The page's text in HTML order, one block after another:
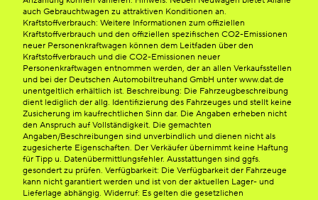
auch Gebrauchtwagen zu attraktiven Konditionen an.
Kraftstoffverbrauch: Weitere Informationen zum offiziellen
Kraftstoffverbrauch und den offiziellen spezifischen CO2-Emissionen
neuer Personenkraftwagen können dem Leitfaden über den
Kraftstoffverbrauch und die CO2-Emissionen neuer
Personenkraftwagen entnommen werden, der an allen Verkaufsstellen
und bei der Deutschen Automobiltreuhand GmbH unter www.dat.de
unentgeltlich erhältlich ist. Beschreibung: Die Fahrzeugbeschreibung
dient lediglich der allg. Identifizierung des Fahrzeuges und stellt keine
Zusicherung im kaufrechtlichen Sinn dar. Die Angaben erheben nicht
den Anspruch auf Vollständigkeit. Die gemachten
Angaben/Beschreibungen sind unverbindlich und dienen nicht als
zugesicherte Eigenschaften. Der Verkäufer übernimmt keine Haftung
für Tipp u. Datenübermittlungsfehler. Ausstattungen sind ggfs.
gesondert zu prüfen. Verfügbarkeit: Die Verfügbarkeit der Fahrzeuge
kann nicht garantiert werden und ist von der aktuellen Lager- und
Lieferlage abhängig. Widerruf: Es gelten die gesetzlichen